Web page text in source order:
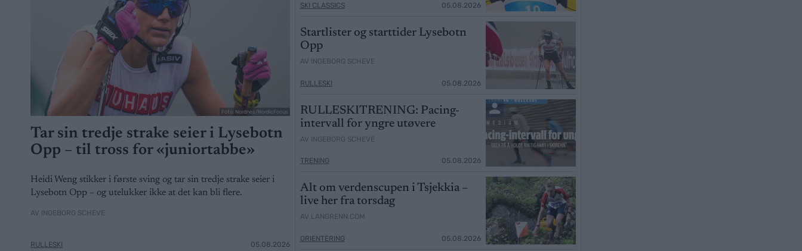
Foto: Nordnes/NordicFocus
Tar sin tredje strake seier i Lysebotn
Opp – til tross for «juniortabbe»
Heidi Weng stikker i første sving og tar sin tredje strake seier i
Lysebotn Opp – og utelukker ikke at det kan bli flere.
AV INGEBORG SCHEVE
RULLESKI 05.08.2026
SKI CLASSICS 05.08.2026
Startlister og starttider Lysebotn
Opp
AV INGEBORG SCHEVE
RULLESKI 05.08.2026
RULLESKITRENING: Pacing-
intervall for yngre utøvere
AV INGEBORG SCHEVE
TRENING 05.08.2026
Alt om verdenscupen i Tsjekkia –
live her fra torsdag
AV LANGRENN.COM
ORIENTERING 05.08.2026